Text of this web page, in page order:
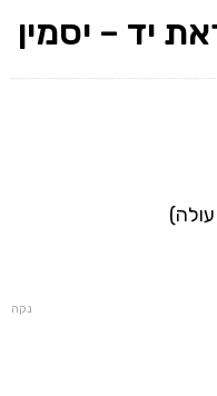
יד – יסמין
נקה